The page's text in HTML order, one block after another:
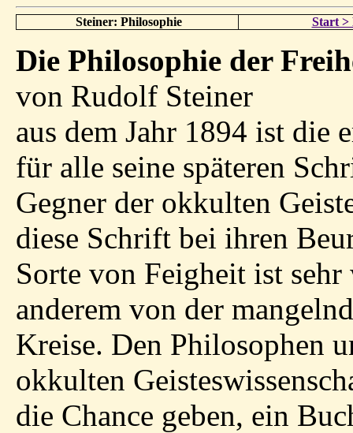
Steiner: Philosophie Start >
Die Philosophie der
von Rudolf Steiner
aus dem Jahr 1894 ist die
für alle seine späteren
Gegner der okkulten
diese Schrift bei ihren
Sorte von Feigheit ist
anderem von der
Kreise. Den Philosophen
okkulten
die Chance geben, ein